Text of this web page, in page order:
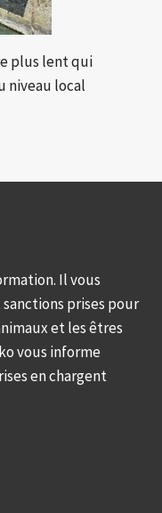
plus lent qui
niveau local
Il vous
prises pour
et les êtres
vous informe
en chargent